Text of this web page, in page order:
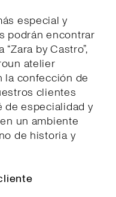
especial y
podrán encontrar
by Castro”,
atelier
la confección de
clientes
de especialidad y
un ambiente
de historia y